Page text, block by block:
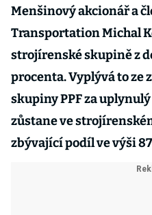
Menšinový akcionář a
Transportation Michal
strojírenské skupině z
procenta. Vyplývá to ze
skupiny PPF za
zůstane ve
zbývající podíl ve výši